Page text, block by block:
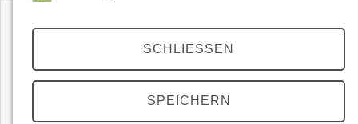
SCHLIESSEN
SPEICHERN